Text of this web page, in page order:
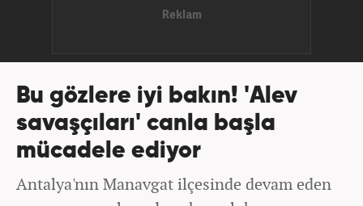
Bu gözlere iyi bakın! 'Alev
savaşçıları' canla başla
mücadele ediyor
Antalya'nın Manavgat ilçesinde devam eden